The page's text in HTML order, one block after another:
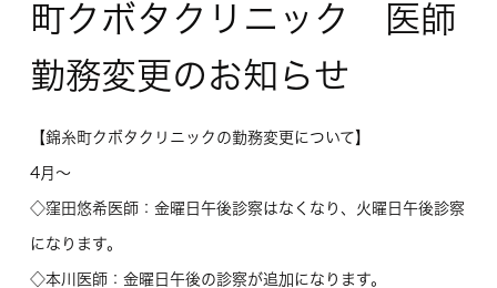
町クボタクリニック 医師
勤務変更のお知らせ
【錦糸町クボタクリニックの勤務変更について】
4月～
◇窪田悠希医師：金曜日午後診察はなくなり、火曜日午後診察
になります。
◇本川医師：金曜日午後の診察が追加になります。